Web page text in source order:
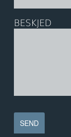
BESKJED